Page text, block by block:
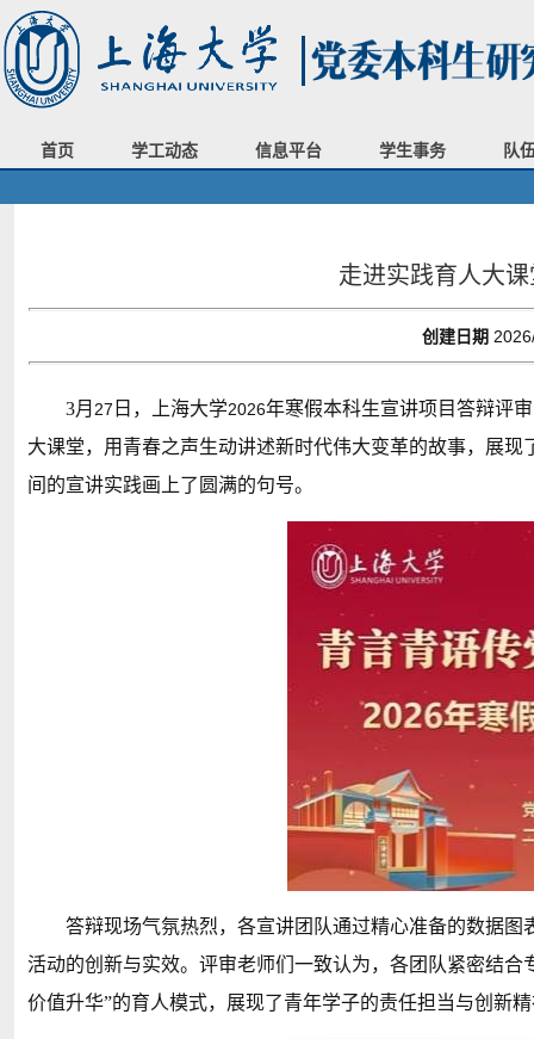
首页 学工动态 信息平台 学生事务 队
走进实践育人大
创建日期
3月 27 日，上海大学2026年寒假本科生宣讲项目答辩评
大课堂，用青春之声生动讲述新时代伟大变革的故事，展
间的宣讲实践画上了圆满的句号。
答辩现场气氛热烈，各宣讲团队通过精心准备的数据
活动的创新与实效。评审老师们一致认为，各团队紧密结
价值升华”的育人模式，展现了青年学子的责任担当与创新